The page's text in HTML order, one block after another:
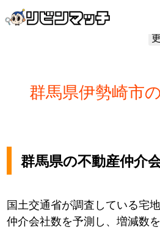
群馬県伊勢崎市
群馬県の不動産仲介
国土交通省が調査している宅
仲介会社数を予測し、増減数